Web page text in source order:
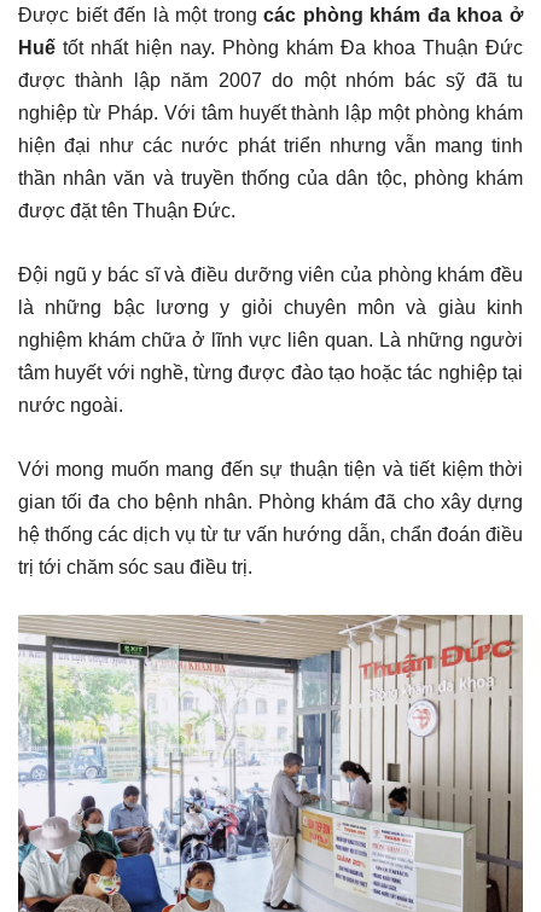
Được biết đến là một trongcác phòng khám đa khoa ở
Huế tốt nhất hiện nay. Phòng khám Đa khoa Thuận Đức
được thành lập năm 2007 do một nhóm bác sỹ đã tu
nghiệp từ Pháp. Với tâm huyết thành lập một phòng khám
hiện đại như các nước phát triển nhưng vẫn mang tinh
thần nhân văn và truyền thống của dân tộc, phòng khám
được đặt tên Thuận Đức.
Đội ngũ y bác sĩ và điều dưỡng viên của phòng khám đều
là những bậc lương y giỏi chuyên môn và giàu kinh
nghiệm khám chữa ở lĩnh vực liên quan. Là những người
tâm huyết với nghề, từng được đào tạo hoặc tác nghiệp tại
nước ngoài.
Với mong muốn mang đến sự thuận tiện và tiết kiệm thời
gian tối đa cho bệnh nhân. Phòng khám đã cho xây dựng
hệ thống các dịch vụ từ tư vấn hướng dẫn, chẩn đoán điều
trị tới chăm sóc sau điều trị.